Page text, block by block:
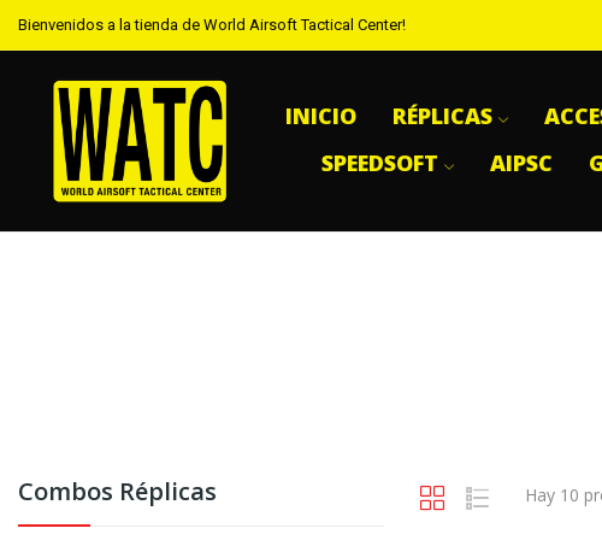
Bienvenidos a la tienda de World Airsoft Tactical Center!
INICIO RÉPLICAS
SPEEDSOFT
AIPSC
Combos Réplicas Hay 10